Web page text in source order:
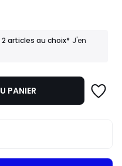
2 articles au choix* J'en
PANIER